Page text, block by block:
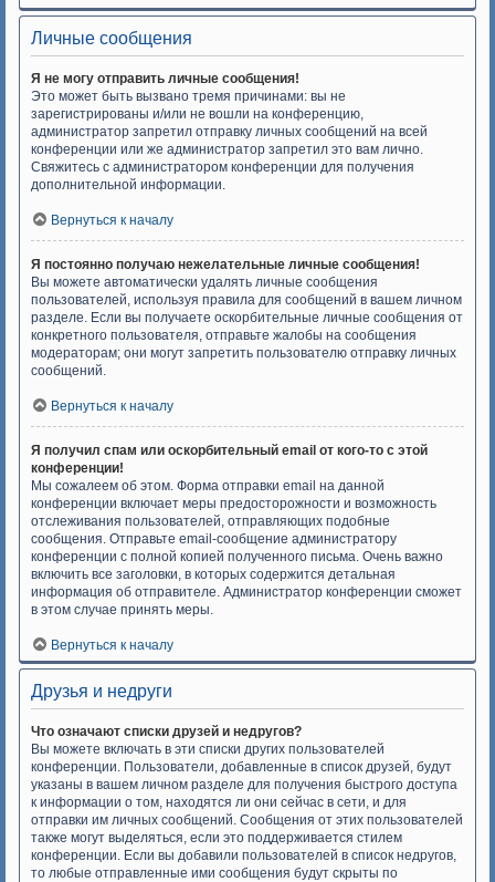
Личные сообщения
Я не могу отправить личные сообщения!
Это может быть вызвано тремя причинами: вы не
зарегистрированы и/или не вошли на конференцию,
администратор запретил отправку личных сообщений на всей
конференции или же администратор запретил это вам лично.
Свяжитесь с администратором конференции для получения
дополнительной информации.
Вернуться к началу
Я постоянно получаю нежелательные личные сообщения!
Вы можете автоматически удалять личные сообщения
пользователей, используя правила для сообщений в вашем личном
разделе. Если вы получаете оскорбительные личные сообщения от
конкретного пользователя, отправьте жалобы на сообщения
модераторам; они могут запретить пользователю отправку личных
сообщений.
Вернуться к началу
Я получил спам или оскорбительный email от кого-то с этой
конференции!
Мы сожалеем об этом. Форма отправки email на данной
конференции включает меры предосторожности и возможность
отслеживания пользователей, отправляющих подобные
сообщения. Отправьте email-сообщение администратору
конференции с полной копией полученного письма. Очень важно
включить все заголовки, в которых содержится детальная
информация об отправителе. Администратор конференции сможет
в этом случае принять меры.
Вернуться к началу
Друзья и недруги
Что означают списки друзей и недругов?
Вы можете включать в эти списки других пользователей
конференции. Пользователи, добавленные в список друзей, будут
указаны в вашем личном разделе для получения быстрого доступа
к информации о том, находятся ли они сейчас в сети, и для
отправки им личных сообщений. Сообщения от этих пользователей
также могут выделяться, если это поддерживается стилем
конференции. Если вы добавили пользователей в список недругов,
то любые отправленные ими сообщения будут скрыты по